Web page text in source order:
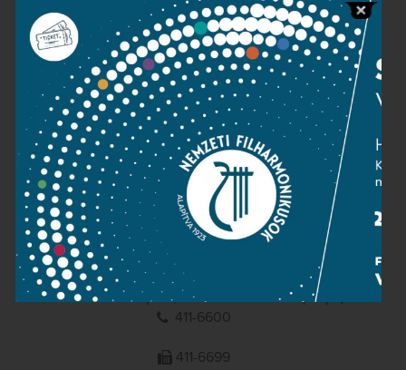
Sajtószoba
Adatvédelem
Impresszum
NEMZETI
FILHARMONIKUSOK
1095 Budapest, Komor Marcell u. 1. (Müpa)
411-6600
411-6699